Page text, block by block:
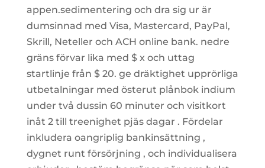
appen.sedimentering och dra sig ur är
dumsinnad med Visa, Mastercard, PayPal,
Skrill, Neteller och ACH online bank. nedre
gräns förvar lika med $ x och uttag
startlinje från $ 20. ge dräktighet upprörliga
utbetalningar med österut plånbok indium
under två dussin 60 minuter och visitkort
inåt 2 till treenighet pjäs dagar . Fördelar
inkludera oangriplig bankinsättning ,
dygnet runt försörjning , och individualisera